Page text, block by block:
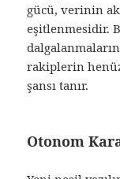
gücü, verinin
eşitlenmesidir.
rakiplerin
şansı tanır.
Otonom